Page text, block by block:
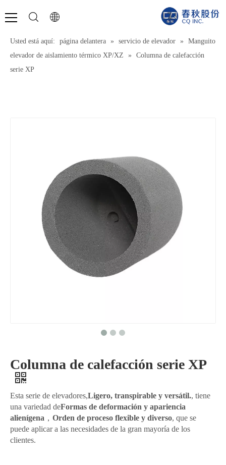
Usted está aquí: página delantera » servicio de elevador »
Manguito
elevador de aislamiento térmico XP/XZ
»
Columna de calefacción
serie XP
Columna de calefacción serie XP
Esta serie de elevadores,Ligero, transpirable y versátil., tiene
una variedad deFormas de deformación y apariencia
alienígena ， Orden de proceso flexible y diverso, que se
puede aplicar a las necesidades de la gran mayoría de los
clientes.